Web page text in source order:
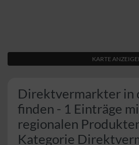
KARTE
Direktvermarkter in
finden - 1 Einträge
regionalen
Kategorie